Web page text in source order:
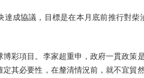
協議，目標是在本月底前推行對柴
項目。李家超重申，政府一貫政策
其必要性，在釐清情況前，就不宜貿